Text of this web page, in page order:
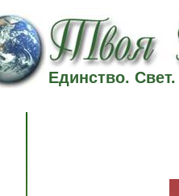
Единство.